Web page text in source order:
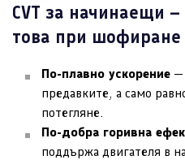
CVT за начинаещи
това при шофиране
По-плавно ускорение —
предавките, а само
потегляне.
По-добра горивна
поддържа двигателя в